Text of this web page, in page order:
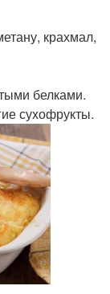
крахмал,
белками.
сухофрукты.